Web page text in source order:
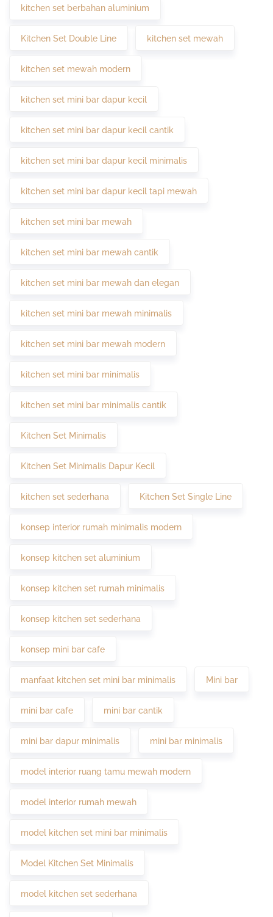
kitchen set berbahan aluminium
Kitchen Set Double Line kitchen set mewah
kitchen set mewah modern
kitchen set mini bar dapur kecil
kitchen set mini bar dapur kecil cantik
kitchen set mini bar dapur kecil minimalis
kitchen set mini bar dapur kecil tapi mewah
kitchen set mini bar mewah
kitchen set mini bar mewah cantik
kitchen set mini bar mewah dan elegan
kitchen set mini bar mewah minimalis
kitchen set mini bar mewah modern
kitchen set mini bar minimalis
kitchen set mini bar minimalis cantik
Kitchen Set Minimalis
Kitchen Set Minimalis Dapur Kecil
kitchen set sederhana Kitchen Set Single Line
konsep interior rumah minimalis modern
konsep kitchen set aluminium
konsep kitchen set rumah minimalis
konsep kitchen set sederhana
konsep mini bar cafe
manfaat kitchen set mini bar minimalis Mini bar
mini bar cafe mini bar cantik
mini bar dapur minimalis mini bar minimalis
model interior ruang tamu mewah modern
model interior rumah mewah
model kitchen set mini bar minimalis
Model Kitchen Set Minimalis
model kitchen set sederhana